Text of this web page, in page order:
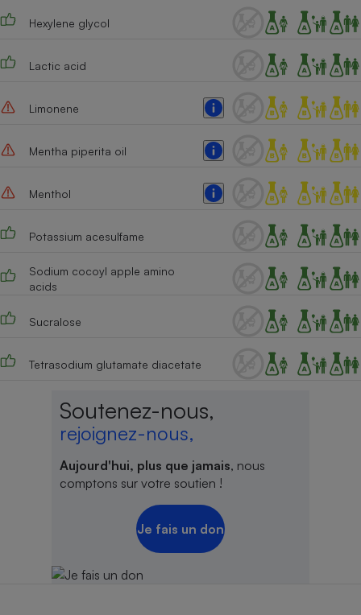
Hexylene glycol
Lactic acid
Limonene
Mentha piperita oil
Menthol
Potassium acesulfame
Sodium cocoyl apple amino
acids
Sucralose
Tetrasodium glutamate diacetate
Soutenez-nous,
rejoignez-nous,
Aujourd'hui, plus que jamais, nous
comptons sur votre soutien !
Je fais un don
Robot ménager